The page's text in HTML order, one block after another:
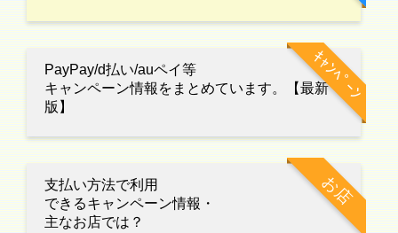
ｷｬﾝﾍﾟｰﾝ
PayPay/d払い/auペイ等
キャンペーン情報をまとめています。【最新
版】
お店
支払い方法で利用
できるキャンペーン情報・
主なお店では？